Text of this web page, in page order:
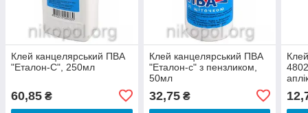
Клей канцелярський ПВА
"Еталон-С", 250мл
60,85 ₴
Клей канцелярський ПВА
"Еталон-с" з пензликом,
50мл
32,75₴